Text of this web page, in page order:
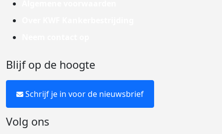
Blijf op de hoogte
Schrijf je in voor de nieuwsbrief
Volg ons